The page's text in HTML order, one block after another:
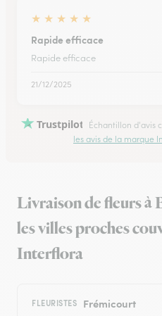
★ ★ ★ ★ ★
Rapide efficace
Rapide efficace
21/12/2025
Trustpilot Échantillon d'avis
les avis de la marque
Livraison de fleurs à
les villes proches
Interflora
FLEURISTES Frémicourt